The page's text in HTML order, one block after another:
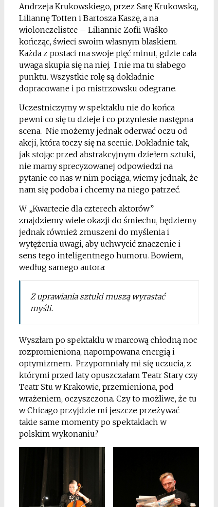
Andrzeja Krukowskiego, przez Sarę Krukowską,
Liliannę Totten i Bartosza Kaszę, a na
wiolonczelistce – Liliannie Zofii Waśko
kończąc, świeci swoim własnym blaskiem.
Każda z postaci ma swoje pięć minut, gdzie cała
uwaga skupia się na niej. I nie ma tu słabego
punktu. Wszystkie rolę są dokładnie
dopracowane i po mistrzowsku odegrane.
Uczestniczymy w spektaklu nie do końca
pewni co się tu dzieje i co przyniesie następna
scena. Nie możemy jednak oderwać oczu od
akcji, która toczy się na scenie. Dokładnie tak,
jak stojąc przed abstrakcyjnym dziełem sztuki,
nie mamy sprecyzowanej odpowiedzi na
pytanie co nas w nim pociąga, wiemy jednak, że
nam się podoba i chcemy na niego patrzeć.
W „Kwartecie dla czterech aktorów”
znajdziemy wiele okazji do śmiechu, będziemy
jednak również zmuszeni do myślenia i
wytężenia uwagi, aby uchwycić znaczenie i
sens tego inteligentnego humoru. Bowiem,
według samego autora:
Z uprawiania sztuki muszą wyrastać
myśli.
Wyszłam po spektaklu w marcową chłodną noc
rozpromieniona, napompowana energią i
optymizmem. Przypomniały mi się uczucia, z
którymi przed laty opuszczałam Teatr Stary czy
Teatr Stu w Krakowie, przemieniona, pod
wrażeniem, oczyszczona. Czy to możliwe, że tu
w Chicago przyjdzie mi jeszcze przeżywać
takie same momenty po spektaklach w
polskim wykonaniu?